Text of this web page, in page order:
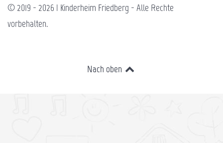
© 2019 - 2026 | Kinderheim Friedberg - Alle Rechte
vorbehalten.
Nach oben